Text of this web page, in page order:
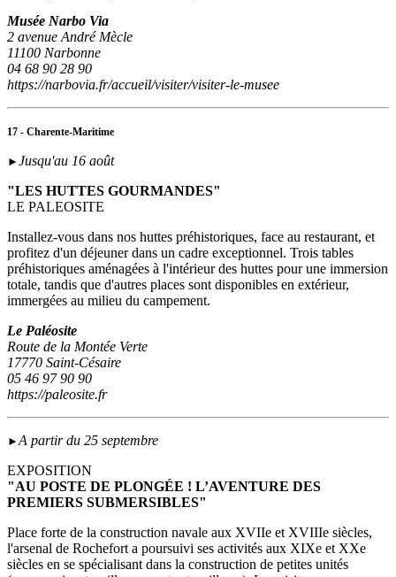
Musée Narbo Via
2 avenue André Mècle
11100 Narbonne
04 68 90 28 90
https://narbovia.fr/accueil/visiter/visiter-le-musee
17 - Charente-Maritime
► Jusqu'au 16 août
"LES HUTTES GOURMANDES"
LE PALEOSITE
Installez-vous dans nos huttes préhistoriques, face au restaurant, et
profitez d'un déjeuner dans un cadre exceptionnel. Trois tables
préhistoriques aménagées à l'intérieur des huttes pour une immersion
totale, tandis que d'autres places sont disponibles en extérieur,
immergées au milieu du campement.
Le Paléosite
Route de la Montée Verte
17770 Saint-Césaire
05 46 97 90 90
https://paleosite.fr
►A partir du 25 septembre
EXPOSITION
"AU POSTE DE PLONGÉE ! L’AVENTURE DES
PREMIERS SUBMERSIBLES"
Place forte de la construction navale aux XVIIe et XVIIIe siècles,
l'arsenal de Rochefort a poursuivi ses activités aux XIXe et XXe
siècles en se spécialisant dans la construction de petites unités